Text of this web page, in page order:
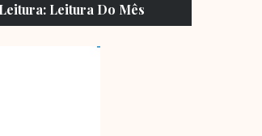
Leitura Do Mês